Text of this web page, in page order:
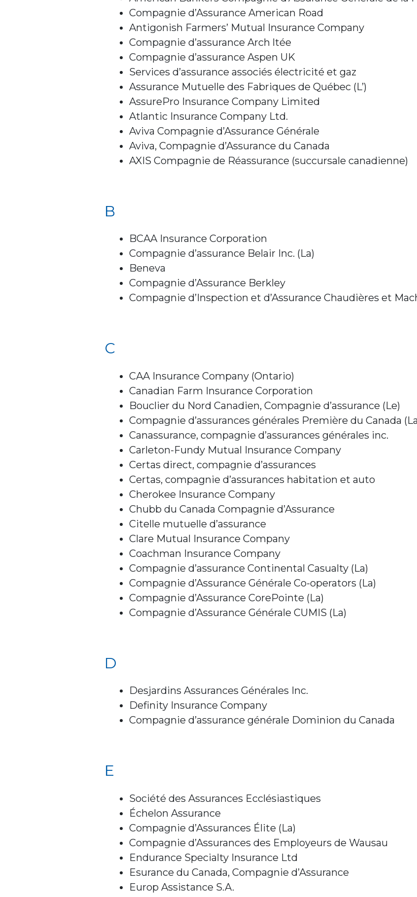
Compagnie d’Assurance American Road
Antigonish Farmers’ Mutual Insurance Company
Compagnie d’assurance Arch ltée
Compagnie d’assurance Aspen UK
Services d’assurance associés électricité et gaz
Assurance Mutuelle des Fabriques de Québec (L’)
AssurePro Insurance Company Limited
Atlantic Insurance Company Ltd.
Aviva Compagnie d’Assurance Générale
Aviva, Compagnie d’Assurance du Canada
AXIS Compagnie de Réassurance (succursale canadienne)
B
BCAA Insurance Corporation
Compagnie d’assurance Belair Inc. (La)
Beneva
Compagnie d’Assurance Berkley
Compagnie d’Inspection et d’Assurance Chaudières et
C
CAA Insurance Company (Ontario)
Canadian Farm Insurance Corporation
Bouclier du Nord Canadien, Compagnie d’assurance (Le)
Compagnie d’assurances générales Première du Canada
Canassurance, compagnie d’assurances générales inc.
Carleton-Fundy Mutual Insurance Company
Certas direct, compagnie d’assurances
Certas, compagnie d’assurances habitation et auto
Cherokee Insurance Company
Chubb du Canada Compagnie d’Assurance
Citelle mutuelle d’assurance
Clare Mutual Insurance Company
Coachman Insurance Company
Compagnie d’assurance Continental Casualty (La)
Compagnie d’Assurance Générale Co-operators (La)
Compagnie d’Assurance CorePointe (La)
Compagnie d’Assurance Générale CUMIS (La)
D
Desjardins Assurances Générales Inc.
Definity Insurance Company
Compagnie d’assurance générale Dominion du Canada
E
Société des Assurances Ecclésiastiques
Échelon Assurance
Compagnie d’Assurances Élite (La)
Compagnie d’Assurances des Employeurs de Wausau
Endurance Specialty Insurance Ltd
Esurance du Canada, Compagnie d’Assurance
Europ Assistance S.A.